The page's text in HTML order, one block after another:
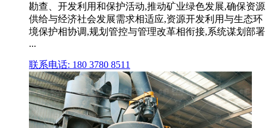
勘查、开发利用和保护活动,推动矿业绿色发展,确保资源
供给与经济社会发展需求相适应,资源开发利用与生态环
境保护相协调,规划管控与管理改革相衔接,系统谋划部署
...
联系电话: 180 3780 8511